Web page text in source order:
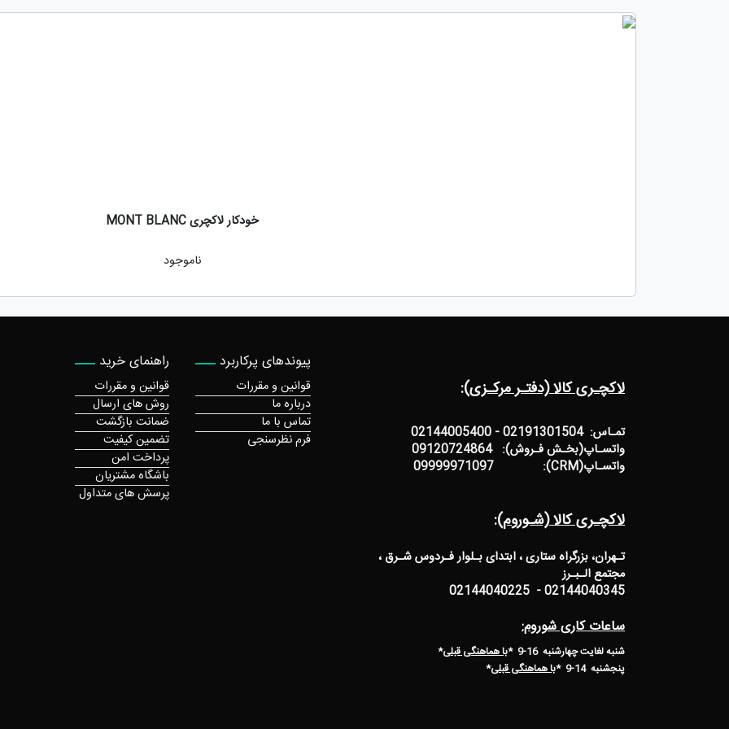
خودکار لاکچری MONT BLANC
ناموجود
لاکچـری کالا (دفتـر مرکـزی):
تمـاس: 02191301504 - 02144005400
واتسـاپ(بخـش فـروش): 09120724864
واتسـاپ(CRM): 09999971097
لاکچـری کالا (شـوروم):
تـهران، بزرگراه ستاری ، ابتدای بـلوار فـردوس شـرق ،
مجتمع الـبـرز
02144040345 - 02144040225
ساعات کاری شوروم:
شنبه لغایت چهارشنبه 16-9 * با هماهنگی قبلی*
پنجشنبه 14-9
*با هماهنگی قبلی*
پیوندهای پرکاربرد
قوانین و مقررات
درباره ما
تماس با ما
فرم نظرسنجی
راهنمای خرید
قوانین و مقررات
روش های ارسال
ضمانت بازگشت
تضمین کیفیت
پرداخت امن
باشگاه مشتریان
پرسش های متداول